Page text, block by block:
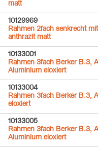
matt
10129969
Rahmen 2fach senkrecht
anthrazit matt
10133001
Rahmen 3fach Berker B.3,
Aluminium eloxiert
10133004
Rahmen 3fach Berker B.3,
eloxiert
10133005
Rahmen 3fach Berker B.3,
Aluminium eloxiert